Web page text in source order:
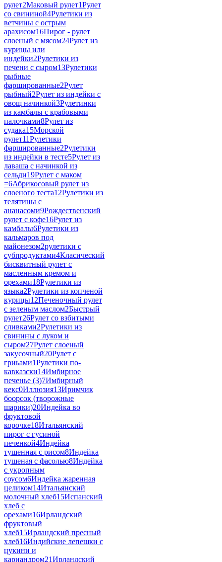
рулет2Маковый рулет1Рулет
со свининой4Рулетики из
ветчины с острым
арахисом16Пирог - рулет
слоеный с мясом24Рулет из
курицы или
индейки2Рулетики из
печени с сыром13Рулетики
рыбные
фаршированные2Рулет
рыбный2Рулет из индейки с
овощ начинкой3Рулетинки
из камбалы с крабовыми
палочками8Рулет из
судака15Морской
рулет11Рулетики
фаршированные2Рулетики
из индейки в тесте5Рулет из
лаваша с начинкой из
сельди19Рулет с маком
=6Абрикосовый рулет из
слоеного теста12Рулетики из
телятины с
ананасоми9Рождественский
рулет с кофе16Рулет из
камбалы6Рулетики из
кальмаров под
майонезом2рулетики с
субпродуктами4Класический
бисквитный рулет с
масленным кремом и
орехами18Рулетики из
языка2Рулетики из копченой
курицы12Печеночный рулет
с зеленым маслом2Быстрый
рулет26Рулет со взбитыми
сливками2Рулетики из
свинины с луком и
сыром27Рулет слоеный
закусочный20Рулет с
гриьами1Рулетики по-
кавказски14Имбирное
печенье (3)7Имбирный
кекс0Иллюзия13Иримчик
боорсок (творожные
шарики)20Индейка во
фруктовой
корочке18Итальянский
пирог с гусиной
печенкой4Индейка
тушенная с рисом8Индейка
тушеная с фасолью8Индейка
с укропным
соусом6Индейка жаренная
целиком14Итальянский
молочный хлеб15Испанский
хлеб с
орехами16Ирландский
фруктовый
хлеб15Ирландский пресный
хлеб16Индийские лепешки с
цукини и
кариандром21Ирландский